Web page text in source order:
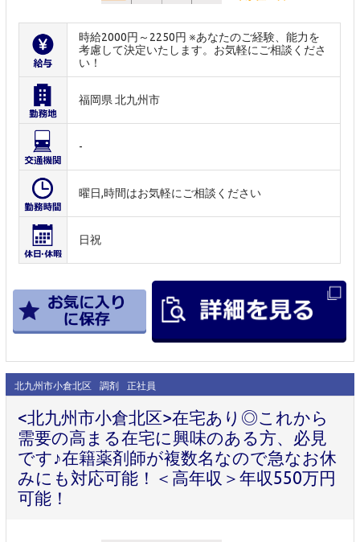
時給2000円～2250円 ※あなたのご経験、能力を
考慮して決定いたします。お気軽にご相談くださ
い！
福岡県 北九州市
-
曜日,時間はお気軽にご相談ください
日祝
北九州市小倉北区 調剤 正社員
<北九州市小倉北区>在宅あり◎これから
需要の高まる在宅に興味のある方、必見
です♪在籍薬剤師が複数名なので急なお休
みにも対応可能！＜高年収＞年収550万円
可能！